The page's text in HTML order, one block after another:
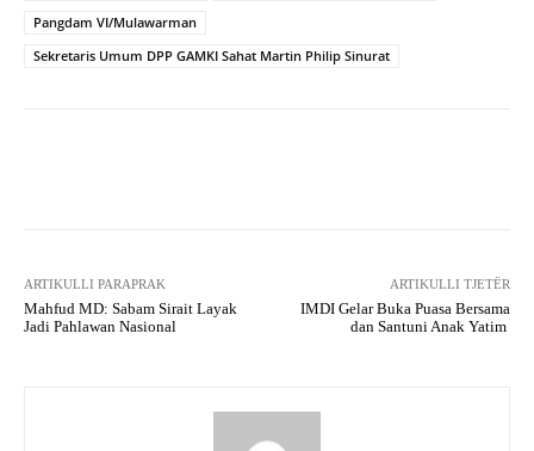
Pangdam VI/Mulawarman
Sekretaris Umum DPP GAMKI Sahat Martin Philip Sinurat
ARTIKULLI PARAPRAK
Mahfud MD: Sabam Sirait Layak
Jadi Pahlawan Nasional
ARTIKULLI TJETËR
IMDI Gelar Buka Puasa Bersama
dan Santuni Anak Yatim